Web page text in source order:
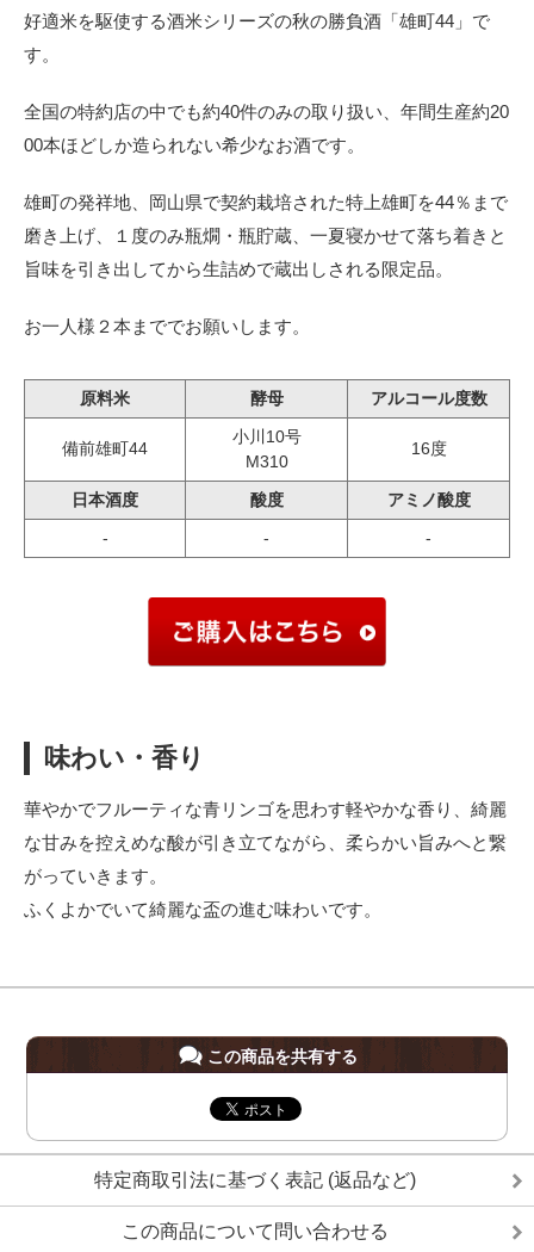
好適米を駆使する酒米シリーズの秋の勝負酒「雄町44」で
す。
全国の特約店の中でも約40件のみの取り扱い、年間生産約20
00本ほどしか造られない希少なお酒です。
雄町の発祥地、岡山県で契約栽培された特上雄町を44％まで
磨き上げ、１度のみ瓶燗・瓶貯蔵、一夏寝かせて落ち着きと
旨味を引き出してから生詰めで蔵出しされる限定品。
お一人様２本まででお願いします。
原料米 酵母 アルコール度数
備前雄町44
小川10号
M310
16度
日本酒度 酸度
アミノ酸度
-
- -
味わい・香り
華やかでフルーティな青リンゴを思わす軽やかな香り、綺麗
な甘みを控えめな酸が引き立てながら、柔らかい旨みへと繋
がっていきます。
ふくよかでいて綺麗な盃の進む味わいです。
この商品を共有する
特定商取引法に基づく表記 (返品など)
この商品について問い合わせる